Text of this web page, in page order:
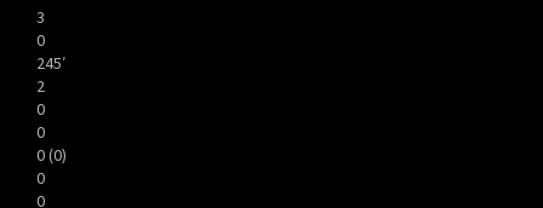
3
0
245′
2
0
0
0 (0)
0
0